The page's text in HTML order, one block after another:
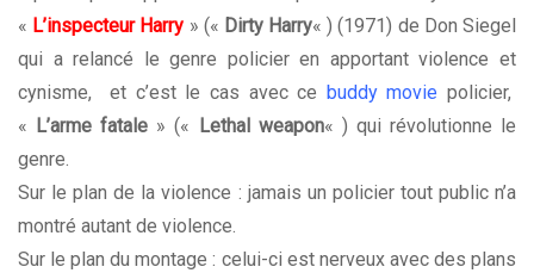
« L’inspecteur Harry » (« Dirty Harry« ) (1971) de Don Siegel
qui a relancé le genre policier en apportant violence et
cynisme, et c’est le cas avec ce buddy movie policier,
« L’arme fatale » (« Lethal weapon« ) qui révolutionne le
genre.
Sur le plan de la violence : jamais un policier tout public n’a
montré autant de violence.
Sur le plan du montage : celui-ci est nerveux avec des plans